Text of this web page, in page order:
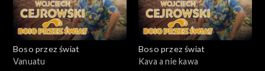
Boso przez świat
Vanuatu
Boso przez świat
Kava a nie kawa